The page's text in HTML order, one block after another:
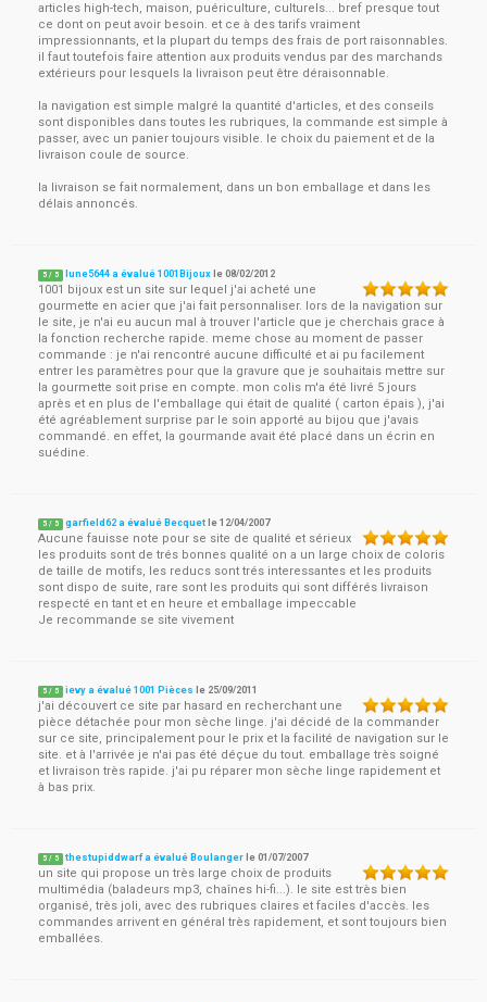
articles high-tech, maison, puériculture, culturels... bref presque tout
ce dont on peut avoir besoin. et ce à des tarifs vraiment
impressionnants, et la plupart du temps des frais de port raisonnables.
il faut toutefois faire attention aux produits vendus par des marchands
extérieurs pour lesquels la livraison peut être déraisonnable.
la navigation est simple malgré la quantité d'articles, et des conseils
sont disponibles dans toutes les rubriques, la commande est simple à
passer, avec un panier toujours visible. le choix du paiement et de la
livraison coule de source.
la livraison se fait normalement, dans un bon emballage et dans les
délais annoncés.
5 / 5 lune5644 a évalué 1001Bijoux le08/02/2012
1001 bijoux est un site sur lequel j'ai acheté une
gourmette en acier que j'ai fait personnaliser. lors de la navigation sur
le site, je n'ai eu aucun mal à trouver l'article que je cherchais grace à
la fonction recherche rapide. meme chose au moment de passer
commande : je n'ai rencontré aucune difficulté et ai pu facilement
entrer les paramètres pour que la gravure que je souhaitais mettre sur
la gourmette soit prise en compte. mon colis m'a été livré 5 jours
après et en plus de l'emballage qui était de qualité ( carton épais ), j'ai
été agréablement surprise par le soin apporté au bijou que j'avais
commandé. en effet, la gourmande avait été placé dans un écrin en
suédine.
5 / 5 garfield62 a évalué Becquet le12/04/2007
Aucune fauisse note pour se site de qualité et sérieux
les produits sont de trés bonnes qualité on a un large choix de coloris
de taille de motifs, les reducs sont trés interessantes et les produits
sont dispo de suite, rare sont les produits qui sont différés livraison
respecté en tant et en heure et emballage impeccable
Je recommande se site vivement
5 / 5 ievy a évalué 1001 Pièces le 25/09/2011
j'ai découvert ce site par hasard en recherchant une
pièce détachée pour mon sèche linge. j'ai décidé de la commander
sur ce site, principalement pour le prix et la facilité de navigation sur le
site. et à l'arrivée je n'ai pas été déçue du tout. emballage très soigné
et livraison très rapide. j'ai pu réparer mon sèche linge rapidement et
à bas prix.
5 / 5 thestupiddwarf a évalué Boulanger le01/07/2007
un site qui propose un très large choix de produits
multimédia (baladeurs mp3, chaînes hi-fi...). le site est très bien
organisé, très joli, avec des rubriques claires et faciles d'accès. les
commandes arrivent en général très rapidement, et sont toujours bien
emballées.